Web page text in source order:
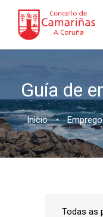
Guía de
Inicio •